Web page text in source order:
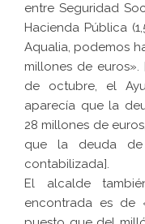
entre Seguridad
Hacienda Pública
Aqualia, podemos
millones de
de octubre, el
aparecía que la
28 millones de
que la deuda de
contabilizada].
El alcalde
encontrada es de